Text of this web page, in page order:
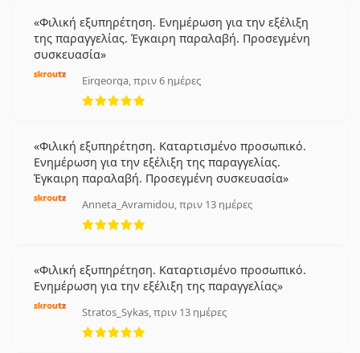
Φιλική εξυπηρέτηση. Ενημέρωση για την εξέλιξη
της παραγγελίας. Έγκαιρη παραλαβή. Προσεγμένη
συσκευασία
Eirgeorga, πριν 6 ημέρες
5 αξιολογήσεις από 5
Φιλική εξυπηρέτηση. Καταρτισμένο προσωπικό.
Ενημέρωση για την εξέλιξη της παραγγελίας.
Έγκαιρη παραλαβή. Προσεγμένη συσκευασία
Anneta_Avramidou, πριν 13 ημέρες
5 αξιολογήσεις από 5
Φιλική εξυπηρέτηση. Καταρτισμένο προσωπικό.
Ενημέρωση για την εξέλιξη της παραγγελίας
Stratos_Sykas, πριν 13 ημέρες
5 αξιολογήσεις από 5